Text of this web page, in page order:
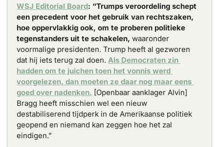
WSJ Editorial Board: “Trumps veroordeling schept
een precedent voor het gebruik van rechtszaken,
hoe oppervlakkig ook, om te proberen politieke
tegenstanders uit te schakelen, waaronder
voormalige presidenten. Trump heeft al gezworen
dat hij iets terug zal doen. Als Democraten zin
hadden om te juichen toen het vonnis werd
voorgelezen, dan moeten ze daar nog maar eens
goed over nadenken. [Openbaar aanklager Alvin]
Bragg heeft misschien wel een nieuw
destabiliserend tijdperk in de Amerikaanse politiek
geopend en niemand kan zeggen hoe het zal
eindigen.”